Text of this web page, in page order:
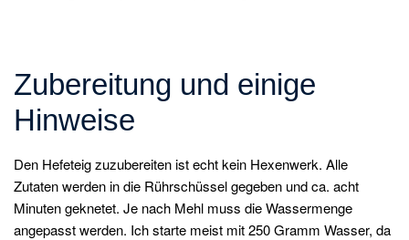
Zubereitung und einige
Hinweise
Den Hefeteig zuzubereiten ist echt kein Hexenwerk. Alle
Zutaten werden in die Rührschüssel gegeben und ca. acht
Minuten geknetet. Je nach Mehl muss die Wassermenge
angepasst werden. Ich starte meist mit 250 Gramm Wasser, da